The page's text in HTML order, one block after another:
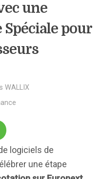
une
pour
WALLIX
logiciels de
une étape